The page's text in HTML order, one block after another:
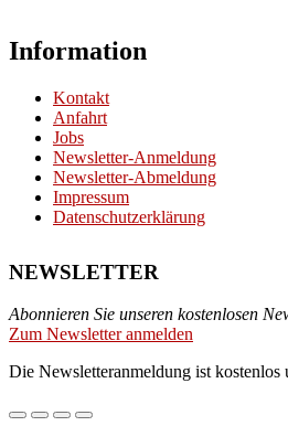
Information
Kontakt
Anfahrt
Jobs
Newsletter-Anmeldung
Newsletter-Abmeldung
Impressum
Datenschutzerklärung
NEWSLETTER
Abonnieren Sie unseren kostenlosen
Zum Newsletter anmelden
Die Newsletteranmeldung ist